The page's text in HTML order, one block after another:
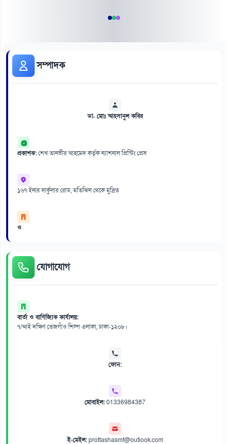
সম্পাদক
ডা. মোঃ আহসানুল কবির
প্রকাশক:শেখ তানভীর আহমেদ কর্তৃক ন্যাশনাল প্রিন্টিং প্রেস
১৬৭ ইনার সার্কুলার রোড, মতিঝিল থেকে মুদ্রিত
ও
যোগাযোগ
বার্তা ও বাণিজ্যিক কার্যালয়:
৭/আই দক্ষিণ তেজগাঁও শিল্প এলাকা, ঢাকা-১২০৮।
ফোন:
মোবাইল:01336984387
ই-মেইল:prottashasmf@outlook.com